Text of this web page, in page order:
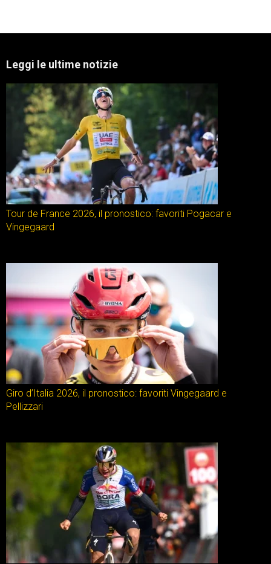
Leggi le ultime notizie
Tour de France 2026, il pronostico: favoriti Pogacar e
Vingegaard
Giro d’Italia 2026, il pronostico: favoriti Vingegaard e
Pellizzari